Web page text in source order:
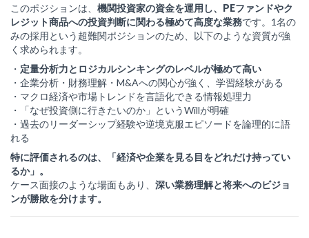
このポジションは、 機関投資家の資金を運用し、PEファンドやク
レジット商品への投資判断に関わる極めて高度な業務です。1名の
みの採用という超難関ポジションのため、以下のような資質が強
く求められます。
・ 定量分析力とロジカルシンキングのレベルが極めて高い
・企業分析・財務理解・M&Aへの関心が強く、学習経験がある
・マクロ経済や市場トレンドを言語化できる情報処理力
・「なぜ投資側に行きたいのか」というWillが明確
・過去のリーダーシップ経験や逆境克服エピソードを論理的に語
れる
特に評価されるのは、「経済や企業を見る目をどれだけ持ってい
るか」。
ケース面接のような場面もあり、 深い業務理解と将来へのビジョ
ンが勝敗を分けます。